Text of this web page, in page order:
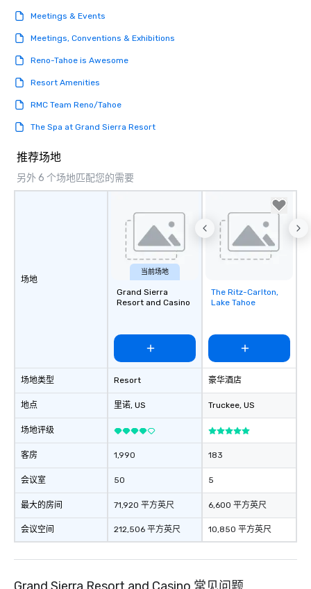
Meetings & Events
Meetings, Conventions & Exhibitions
Reno-Tahoe is Awesome
Resort Amenities
RMC Team Reno/Tahoe
The Spa at Grand Sierra Resort
推荐场地
另外 6 个场地匹配您的需要
场地
场地类型
地点
场地评级
客房
会议室
最大的房间
会议空间
当前场地
Grand Sierra
Resort and Casino
Resort
里诺, US
1,990
50
71,920 平方英尺
212,506 平方英尺
Removed from
favorites
The Ritz-Carlton,
Lake Tahoe
豪华酒店
Truckee, US
183
5
6,600 平方英尺
10,850 平方英尺